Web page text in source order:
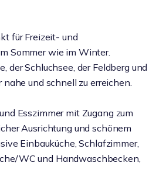
für Freizeit- und
Sommer wie im Winter.
der Schluchsee, der Feldberg und
und schnell zu erreichen.
Esszimmer mit Zugang zum
Ausrichtung und schönem
Einbauküche, Schlafzimmer,
WC und Handwaschbecken,